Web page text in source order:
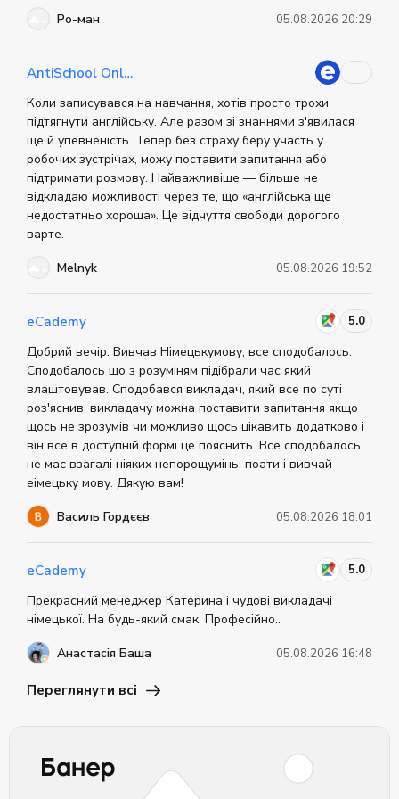
дають змогу оцінити результативність навчання та
обрати найкращий варіант.
авторизовані центри. На сайті Cambridge English
надана детальна інформація про іспит і є функція
пошуку. Вона дає змогу знайти найближчий центр, у
якому можна пройти тестування C2 Proficiency. Крім
цього, більшість шкіл, розміщених на ресурсі School
Guide, мають необхідні акредитації та проводять цей
іспит.
Ро-ман
05.08.2026 20:29
AntiSchool Online
Коли записувався на навчання, хотів просто трохи
підтягнути англійську. Але разом зі знаннями з'явилася
ще й упевненість. Тепер без страху беру участь у
робочих зустрічах, можу поставити запитання або
підтримати розмову. Найважливіше — більше не
відкладаю можливості через те, що «англійська ще
недостатньо хороша». Це відчуття свободи дорогого
варте.
Melnyk
05.08.2026 19:52
eCademy 5.0
Добрий вечір. Вивчав Німецькумову, все сподобалось.
Сподобалось що з розуміням підібрали час який
влаштовував. Сподобався викладач, який все по суті
роз'яснив, викладачу можна поставити запитання якщо
щось не зрозумів чи можливо щось цікавить додатково і
він все в доступній формі це пояснить. Все сподобалось
не має взагалі ніяких непорощумінь, поати і вивчай
еімецьку мову. Дякую вам!
Василь Гордєєв
05.08.2026 18:01
eCademy 5.0
Прекрасний менеджер Катерина і чудові викладачі
німецької. На будь-який смак. Професійно..
Анастасія Баша
05.08.2026 16:48
Переглянути всі